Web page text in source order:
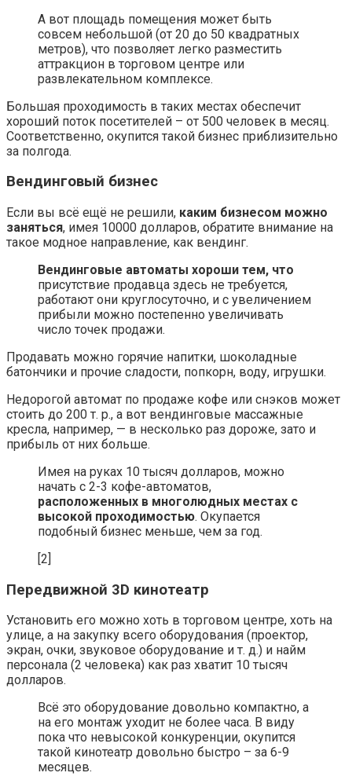
А вот площадь помещения может быть
совсем небольшой (от 20 до 50 квадратных
метров), что позволяет легко разместить
аттракцион в торговом центре или
развлекательном комплексе.
Большая проходимость в таких местах обеспечит
хороший поток посетителей – от 500 человек в месяц.
Соответственно, окупится такой бизнес приблизительно
за полгода.
Вендинговый бизнес
Если вы всё ещё не решили, каким бизнесом можно
заняться, имея 10000 долларов, обратите внимание на
такое модное направление, как вендинг.
Вендинговые автоматы хороши тем, что
присутствие продавца здесь не требуется,
работают они круглосуточно, и с увеличением
прибыли можно постепенно увеличивать
число точек продажи.
Продавать можно горячие напитки, шоколадные
батончики и прочие сладости, попкорн, воду, игрушки.
Недорогой автомат по продаже кофе или снэков может
стоить до 200 т. р., а вот вендинговые массажные
кресла, например, — в несколько раз дороже, зато и
прибыль от них больше.
Имея на руках 10 тысяч долларов, можно
начать с 2-3 кофе-автоматов,
расположенных в многолюдных местах с
высокой проходимостью. Окупается
подобный бизнес меньше, чем за год.
[2]
Передвижной 3D кинотеатр
Установить его можно хоть в торговом центре, хоть на
улице, а на закупку всего оборудования (проектор,
экран, очки, звуковое оборудование и т. д.) и найм
персонала (2 человека) как раз хватит 10 тысяч
долларов.
Всё это оборудование довольно компактно, а
на его монтаж уходит не более часа. В виду
пока что невысокой конкуренции, окупится
такой кинотеатр довольно быстро – за 6-9
месяцев.